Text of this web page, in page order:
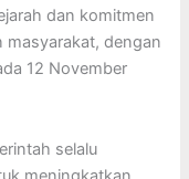
dan komitmen
masyarakat, dengan
12 November
selalu